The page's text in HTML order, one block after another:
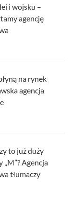
i wojsku –
agencję
na rynek
agencja
to już duży
„M”? Agencja
tłumaczy